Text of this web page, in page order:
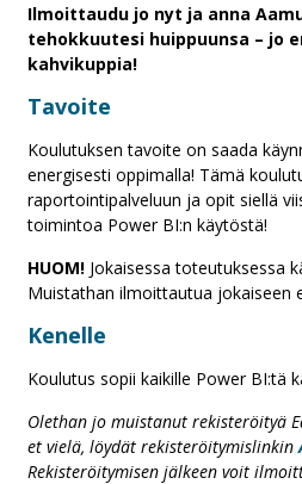
Ilmoittaudu jo nyt ja anna
tehokkuutesi huippuunsa – jo
kahvikuppia!
Tavoite
Koulutuksen tavoite on saada
energisesti oppimalla! Tämä
raportointipalveluun ja opit siellä
toimintoa Power BI:n käytöstä!
HUOM! Jokaisessa toteutuksessa
Muistathan ilmoittautua jokaiseen
Kenelle
Koulutus sopii kaikille Power BI:tä
Olethan jo muistanut rekisteröityä
et vielä, löydät rekisteröitymislinkin
Rekisteröitymisen jälkeen voit